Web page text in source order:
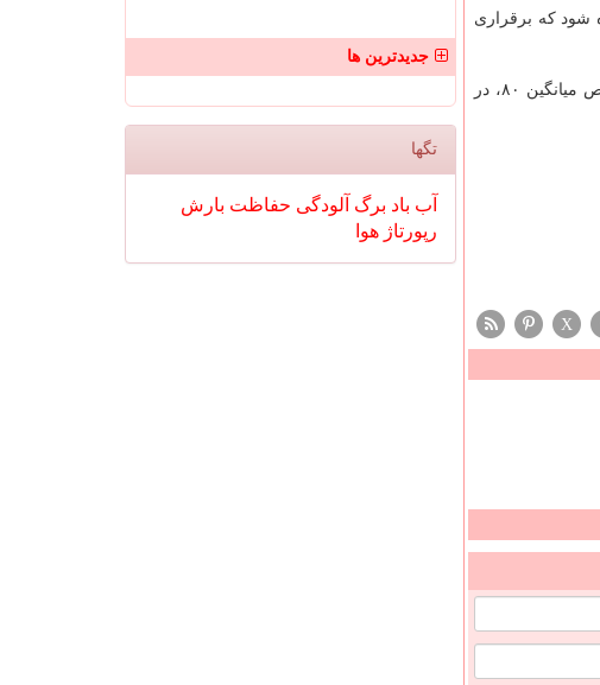
شود كه برقراری
بر اساس اطلاعات شركت كنترل كیفیت هوای تهران، كیفیت هوای ۲۴ ساعت گذشته پایتخت منتهی به ۸ بامداد امروز با شاخص میانگین ۸۰، در
X
جدیدترین ها
تگها
آب باد برگ آلودگی حفاظت بارش
رپورتاژ هوا